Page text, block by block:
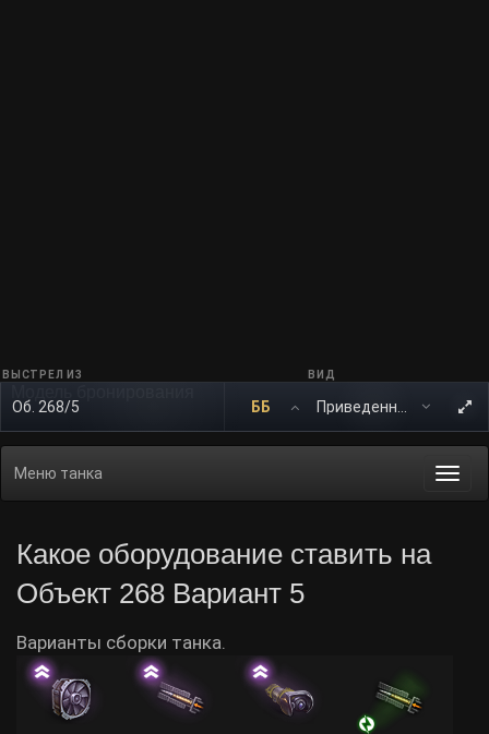
ВЫСТРЕЛ ИЗ
Об. 268/5 ББ
ВИД
Меню танка
Какое оборудование ставить на
Объект 268 Вариант 5
Варианты сборки танка.